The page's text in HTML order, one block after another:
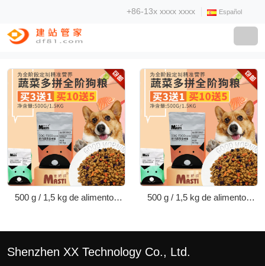
+86-13x xxxx xxxx Español
500 g / 1,5 kg de alimentos
500 g / 1,5 kg de alimentos
Shenzhen XX Technology Co., Ltd.